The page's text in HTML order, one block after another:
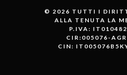
© 2026 TUTTI I
ALLA TENUTA LA
P.IVA:
CIR:005076-
CIN: